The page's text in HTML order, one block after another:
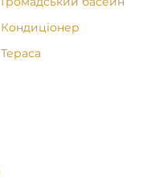
Кондиціонер
Тераса